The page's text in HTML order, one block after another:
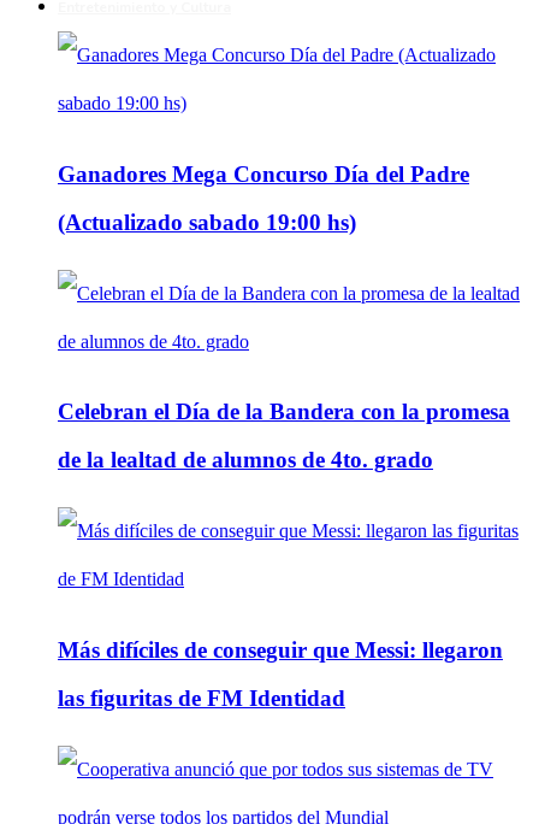
Ganadores Mega Concurso Día del Padre
(Actualizado sabado 19:00 hs)
Celebran el Día de la Bandera con la promesa
de la lealtad de alumnos de 4to. grado
Más difíciles de conseguir que Messi: llegaron
las figuritas de FM Identidad